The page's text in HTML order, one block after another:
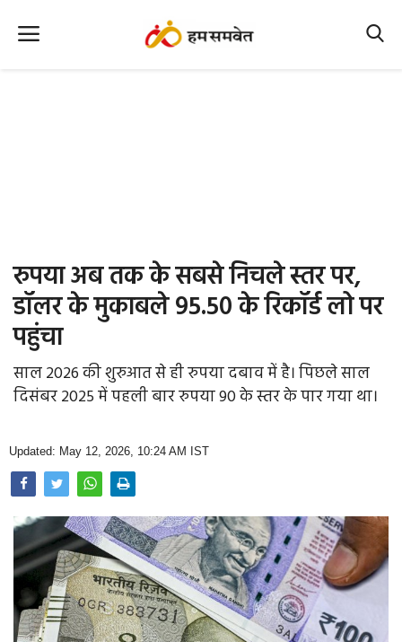
Office Office
Political Gossips
Farm & Food
Health & Lifestyle
Photo Gallery
Home
रुपया अब तक के सबसे निचले स्तर पर,
डॉलर के मुकाबले 95.50 के रिकॉर्ड लो पर
पहुंचा
साल 2026 की शुरुआत से ही रुपया दबाव में है। पिछले साल
दिसंबर 2025 में पहली बार रुपया 90 के स्तर के पार गया था।
Updated: May 12, 2026, 10:24 AM IST